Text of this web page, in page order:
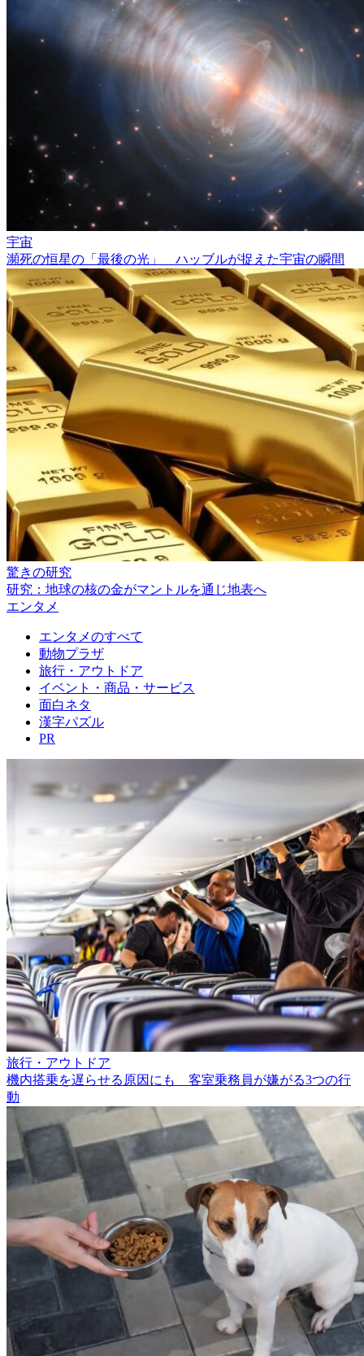
宇宙
瀕死の恒星の「最後の光」 ハッブルが捉えた宇宙の瞬間
驚きの研究
研究：地球の核の金がマントルを通じ地表へ
エンタメ
エンタメのすべて
動物プラザ
旅行・アウトドア
イベント・商品・サービス
面白ネタ
漢字パズル
PR
旅行・アウトドア
機内搭乗を遅らせる原因にも 客室乗務員が嫌がる3つの行
動